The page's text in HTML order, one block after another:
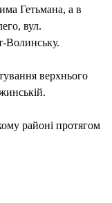
Гетьмана, а в
вул.
Волинську.
верхнього
районі протягом